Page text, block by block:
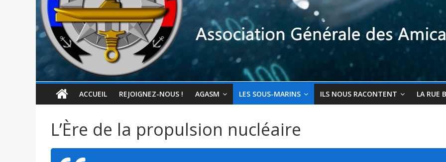
ACCUEIL REJOIGNEZ-NOUS ! AGASM LES SOUS-MARINS ILS NOUS RACONTENT LA RUE
L’Ère de la propulsion nucléaire